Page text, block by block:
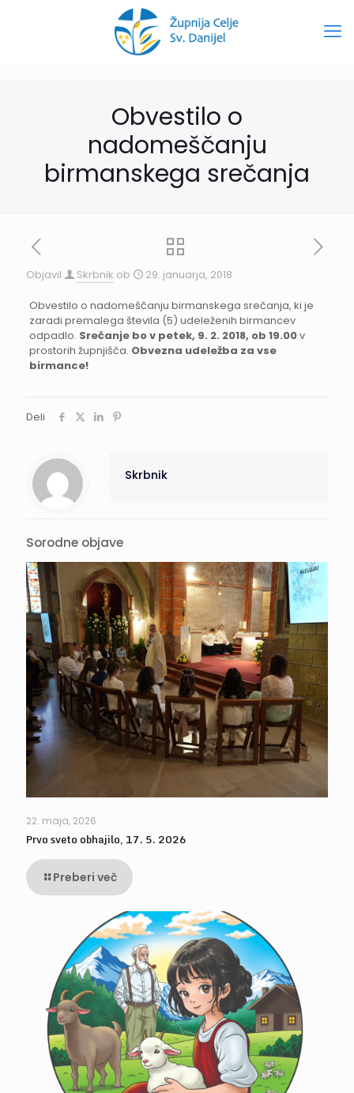
Obvestilo o
nadomeščanju
birmanskega srečanja
Objavil Skrbnik ob 29. januarja, 2018
Obvestilo o nadomeščanju birmanskega srečanja, ki je
zaradi premalega števila (5) udeleženih birmancev
odpadlo. Srečanje bo v petek, 9. 2. 2018, ob 19.00v
prostorih župnjišča. Obvezna udeležba za vse
birmance!
Deli
Skrbnik
Sorodne objave
22. maja, 2026
Prvo sveto obhajilo, 17. 5. 2026
Preberi več